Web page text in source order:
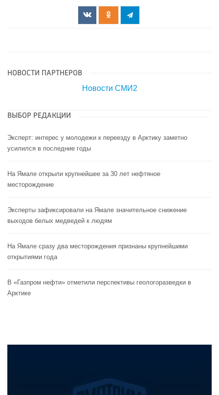
НОВОСТИ ПАРТНЕРОВ
Новости СМИ2
ВЫБОР РЕДАКЦИИ
Эксперт: интерес у молодежи к переезду в Арктику заметно
усилился в последние годы
На Ямале открыли крупнейшее за 30 лет нефтяное
месторождение
Эксперты зафиксировали на Ямале значительное снижение
выходов белых медведей к людям
На Ямале сразу два месторождения признаны крупнейшими
открытиями года
В «Газпром нефти» отметили перспективы геологоразведки в
Арктике